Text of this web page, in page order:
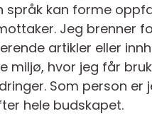
kan forme
Jeg brenner
artikler eller
miljø, hvor jeg får
Som person
hele budskapet.